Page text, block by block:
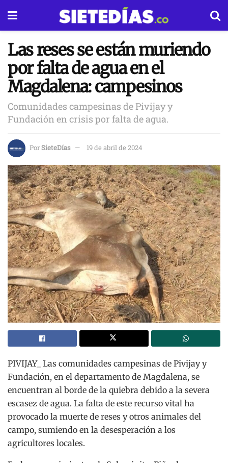
Las reses se están muriendo
por falta de agua en el
Magdalena: campesinos
Comunidades campesinas de Pivijay y
Fundación en crisis por falta de agua.
PorSieteDías 19 de abril de 2024
PIVIJAY_ Las comunidades campesinas de Pivijay y
Fundación, en el departamento de Magdalena, se
encuentran al borde de la quiebra debido a la severa
escasez de agua. La falta de este recurso vital ha
provocado la muerte de reses y otros animales del
campo, sumiendo en la desesperación a los
agricultores locales.